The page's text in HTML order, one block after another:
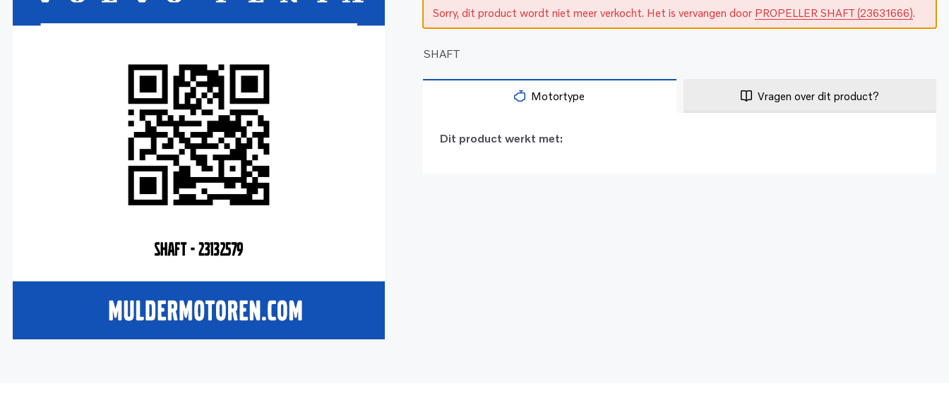
Sorry, dit product wordt niet meer verkocht. Het is vervangen door PROPELLER SHAFT (23631666).
SHAFT
Motortype Vragen over dit product?
Dit product werkt met: